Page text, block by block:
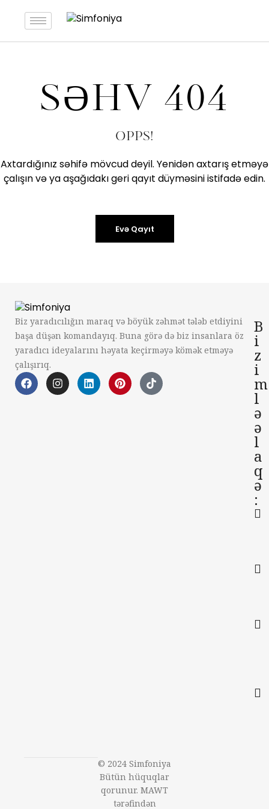
SƏHV 404
OPPS!
Axtardığınız səhifə mövcud deyil. Yenidən axtarış etməyə
çalışın və ya aşağıdakı geri qayıt düyməsini istifadə edin.
Evə Qayıt
Biz yaradıcılığın maraq və böyük zəhmət tələb etdiyini
başa düşən komandayıq. Buna görə də biz insanlara öz
yaradıcı ideyalarını həyata keçirməyə kömək etməyə
çalışırıq.
B
i
z
i
m
l
ə
ə
l
a
q
ə
:
© 2024 Simfoniya
Bütün hüquqlar
qorunur. MAWT
tərəfindən